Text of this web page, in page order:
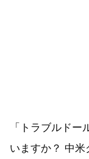
「トラブルド
いますか？ 中